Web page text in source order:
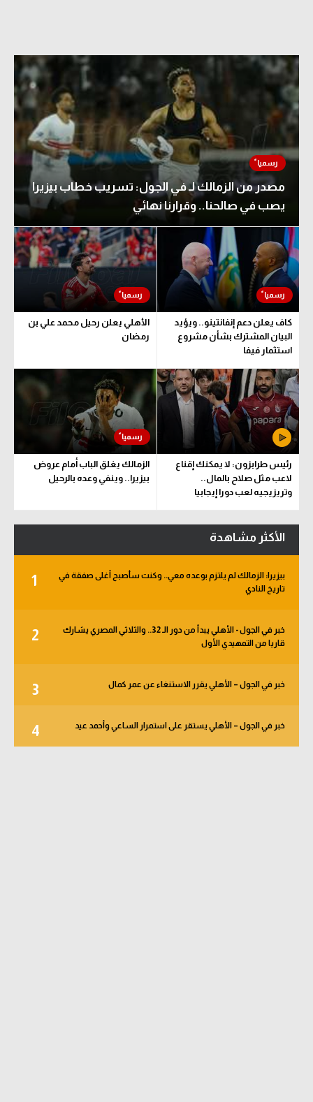
مصدر من الزمالك لـ في الجول: تسريب خطاب بيزيرا
يصب في صالحنا.. وقرارنا نهائي
كاف يعلن دعم إنفانتينو.. ويؤيد
البيان المشترك بشأن مشروع
استثمار فيفا
الأهلي يعلن رحيل محمد علي بن
رمضان
رئيس طرابزون: لا يمكنك إقناع
لاعب مثل صلاح بالمال..
وتريزيجيه لعب دورا إيجابيا
الزمالك يغلق الباب أمام عروض
بيزيرا.. وينفي وعده بالرحيل
الأكثر مشاهدة
1
بيزيرا: الزمالك لم يلتزم بوعده معي.. وكنت سأصبح أغلى صفقة في
تاريخ النادي
2
خبر في الجول - الأهلي يبدأ من دور الـ 32.. والثلاثي المصري يشارك
قاريا من التمهيدي الأول
3 خبر في الجول – الأهلي يقرر الاستنغاء عن عمر كمال
4 خبر في الجول – الأهلي يستقر على استمرار الساعي وأحمد عيد